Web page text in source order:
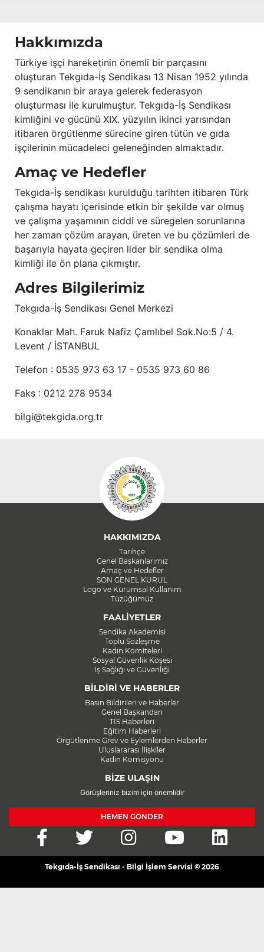
Hakkımızda
Türkiye işçi hareketinin önemli bir parçasını
oluşturan Tekgıda-İş Sendikası 13 Nisan 1952 yılında
9 sendikanın bir araya gelerek federasyon
oluşturması ile kurulmuştur. Tekgıda-İş Sendikası
kimliğini ve gücünü XIX. yüzyılın ikinci yarısından
itibaren örgütlenme sürecine giren tütün ve gıda
işçilerinin mücadeleci geleneğinden almaktadır.
Amaç ve Hedefler
Tekgıda-İş sendikası kurulduğu tarihten itibaren Türk
çalışma hayatı içerisinde etkin bir şekilde var olmuş
ve çalışma yaşamının ciddi ve süregelen sorunlarına
her zaman çözüm arayan, üreten ve bu çözümleri de
başarıyla hayata geçiren lider bir sendika olma
kimliği ile ön plana çıkmıştır.
Adres Bilgilerimiz
Tekgıda-İş Sendikası Genel Merkezi
Konaklar Mah. Faruk Nafiz Çamlıbel Sok.No:5 / 4.
Levent / İSTANBUL
Telefon : 0535 973 63 17 - 0535 973 60 86
Faks : 0212 278 9534
bilgi@tekgida.org.tr
HAKKIMIZDA
Tarihçe
Genel Başkanlarımız
Amaç ve Hedefler
SON GENEL KURUL
Logo ve Kurumsal Kullanım
Tüzüğümüz
FAALİYETLER
Sendika Akademisi
Toplu Sözleşme
Kadın Komiteleri
Sosyal Güvenlik Köşesi
İş Sağlığı ve Güvenliği
BİLDİRİ VE HABERLER
Basın Bildirileri ve Haberler
Genel Başkandan
TİS Haberleri
Eğitim Haberleri
Örgütlenme Grev ve Eylemlerden Haberler
Uluslararası İlişkiler
Kadın Komisyonu
BİZE ULAŞIN
Görüşleriniz bizim için önemlidir
HEMEN GÖNDER
Tekgıda-İş Sendikası - Bilgi İşlem Servisi © 2026